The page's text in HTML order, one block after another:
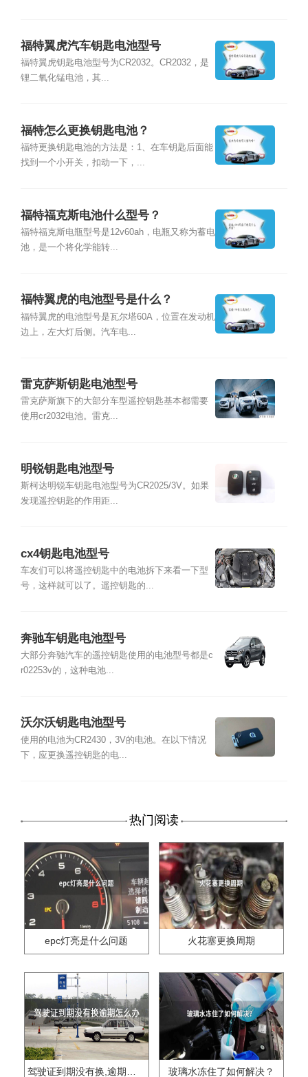
福特翼虎汽车钥匙电池型号
福特翼虎钥匙电池型号为CR2032。CR2032，是
锂二氧化锰电池，其...
福特怎么更换钥匙电池？
福特更换钥匙电池的方法是：1、在车钥匙后面能
找到一个小开关，扣动一下，...
福特福克斯电池什么型号？
福特福克斯电瓶型号是12v60ah，电瓶又称为蓄电
池，是一个将化学能转...
福特翼虎的电池型号是什么？
福特翼虎的电池型号是瓦尔塔60A，位置在发动机
边上，左大灯后侧。汽车电...
雷克萨斯钥匙电池型号
雷克萨斯旗下的大部分车型遥控钥匙基本都需要
使用cr2032电池。雷克...
明锐钥匙电池型号
斯柯达明锐车钥匙电池型号为CR2025/3V。如果
发现遥控钥匙的作用距...
cx4钥匙电池型号
车友们可以将遥控钥匙中的电池拆下来看一下型
号，这样就可以了。遥控钥匙的...
奔驰车钥匙电池型号
大部分奔驰汽车的遥控钥匙使用的电池型号都是c
r02253v的，这种电池...
沃尔沃钥匙电池型号
使用的电池为CR2430，3V的电池。在以下情况
下，应更换遥控钥匙的电...
热门阅读
epc灯亮是什么问题 火花塞更换周期
玻璃水冻住了如何解决？